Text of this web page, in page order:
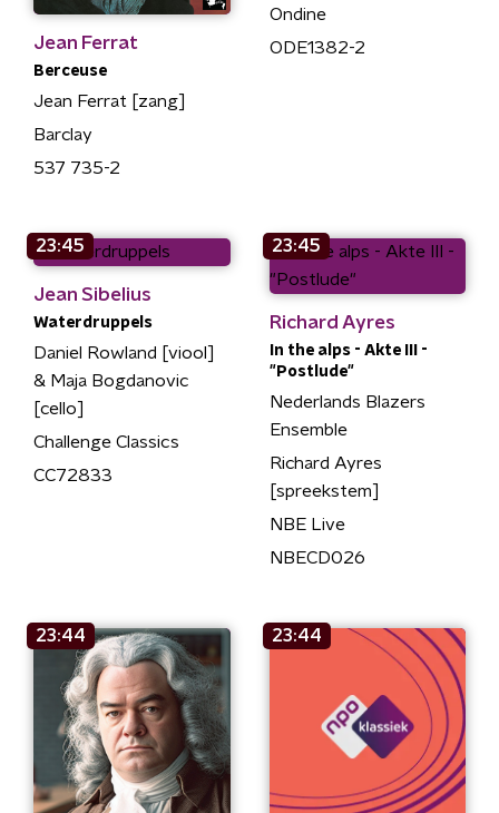
Jean Ferrat
Berceuse
Jean Ferrat [zang]
Barclay
537 735-2
Ondine
ODE1382-2
23:45
Jean Sibelius
Waterdruppels
Daniel Rowland [viool]
& Maja Bogdanovic
[cello]
Challenge Classics
CC72833
23:45
Richard Ayres
In the alps - Akte III -
"Postlude"
Nederlands Blazers
Ensemble
Richard Ayres
[spreekstem]
NBE Live
NBECD026
23:44 23:44